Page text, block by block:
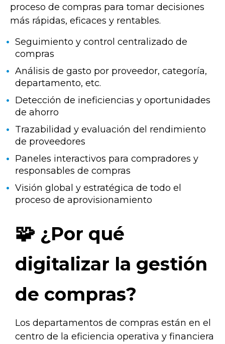
proceso de compras para tomar decisiones
más rápidas, eficaces y rentables.
Seguimiento y control centralizado de
compras
Análisis de gasto por proveedor, categoría,
departamento, etc.
Detección de ineficiencias y oportunidades
de ahorro
Trazabilidad y evaluación del rendimiento
de proveedores
Paneles interactivos para compradores y
responsables de compras
Visión global y estratégica de todo el
proceso de aprovisionamiento
🧩¿Por qué
digitalizar la gestión
de compras?
Los departamentos de compras están en el
centro de la eficiencia operativa y financiera